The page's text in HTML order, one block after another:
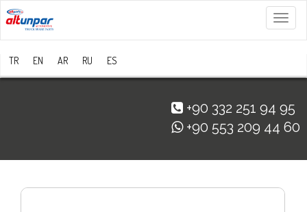
Menü
TR EN AR RU ES
+90 332 251 94 95
+90 553 209 44 60